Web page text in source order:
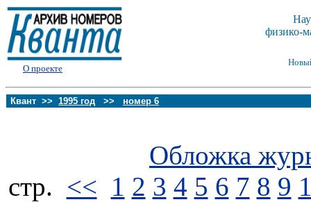
О проекте
физико-
Квант >> 1995 год >> номер 6
Обложка
стp. << 1 2 3 4 5 6 7 8 9